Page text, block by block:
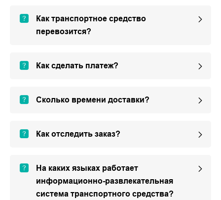
Как транспортное средство
перевозится?
Как сделать платеж?
Сколько времени доставки?
Как отследить заказ?
На каких языках работает
информационно-развлекательная
система транспортного средства?